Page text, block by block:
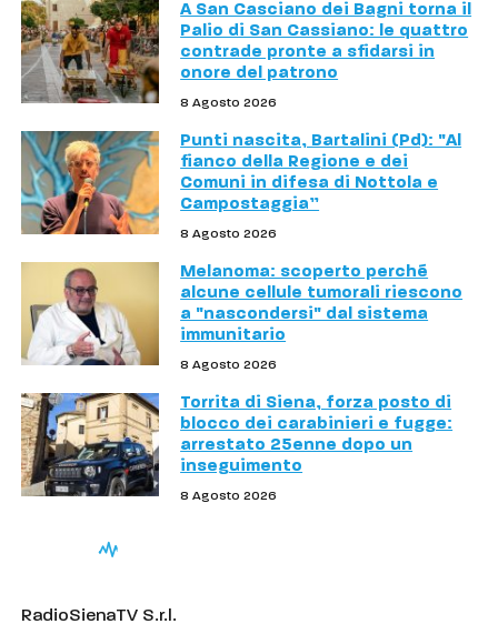
A San Casciano dei Bagni torna il
Palio di San Cassiano: le quattro
contrade pronte a sfidarsi in
onore del patrono
8 Agosto 2026
Punti nascita, Bartalini (Pd): "Al
fianco della Regione e dei
Comuni in difesa di Nottola e
Campostaggia”
8 Agosto 2026
Melanoma: scoperto perché
alcune cellule tumorali riescono
a "nascondersi" dal sistema
immunitario
8 Agosto 2026
Torrita di Siena, forza posto di
blocco dei carabinieri e fugge:
arrestato 25enne dopo un
inseguimento
8 Agosto 2026
RadioSienaTV S.r.l.